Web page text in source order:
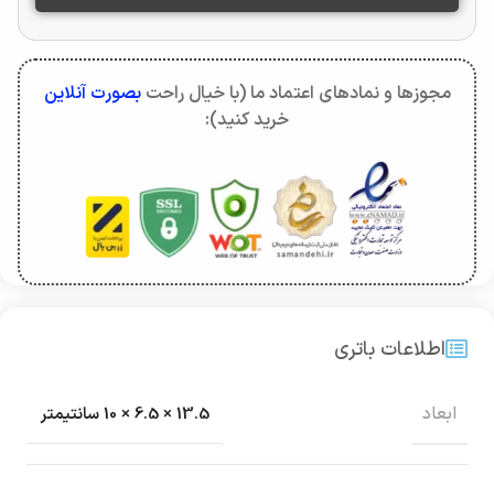
مجوزها و نمادهای اعتماد ما (با خیال راحتبصورت آنلاین
خرید کنید):
اطلاعات باتری
ابعاد 13.5 × 6.5 × 10 سانتیمتر